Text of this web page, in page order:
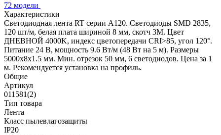
72 модели
Характеристики
Светодиодная лента RT серии A120. Светодиоды SMD 2835,
120 шт/м, белая плата шириной 8 мм, скотч 3M. Цвет
ДНЕВНОЙ 4000K, индекс цветопередачи CRI>85, угол 120°.
Питание 24 В, мощность 9.6 Вт/м (48 Вт на 5 м). Размеры
5000x8x1.5 мм. Мин. отрезок 50 мм, 6 светодиодов. Цена за 1
м. Рекомендуется установка на профиль.
Общие
Артикул
011581(2)
Тип товара
Лента
Класс пылевлагозащиты
IP20